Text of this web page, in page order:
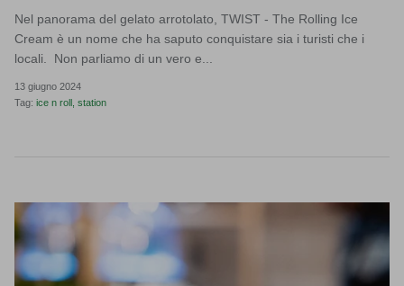
Nel panorama del gelato arrotolato, TWIST - The Rolling Ice
Cream è un nome che ha saputo conquistare sia i turisti che i
locali. Non parliamo di un vero e...
13 giugno 2024
Tag: ice n roll station